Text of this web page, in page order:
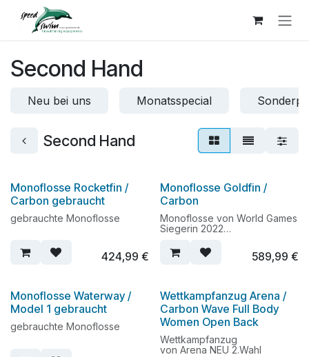
Zum Inhalt springen
Second Hand
Neu bei uns Monatsspecial
Second Hand
Monoflosse Rocketfin /
Carbon gebraucht
gebrauchte Monoflosse
424,99 €
Monoflosse Goldfin /
Carbon
Monoflosse von World Games
Siegerin 2022
589,99 €
Monoflosse Waterway /
Model 1 gebraucht
gebrauchte Monoflosse
Wettkampfanzug Arena /
Carbon Wave Full Body
Women Open Back
Wettkampfanzug
von Arena NEU 2.Wahl